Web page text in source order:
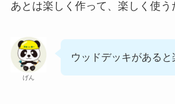
あとは楽しく作って、楽しく使う
げん
ウッドデッキがあると